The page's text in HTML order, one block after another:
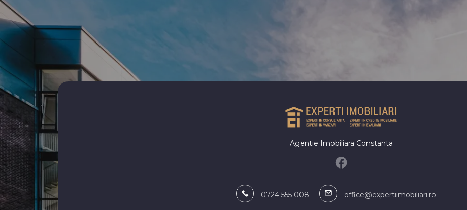
Terenuri de vanzare Spatii birouri de vanzare
Spatii birouri de vanzare in Constanta
Spatii birouri de vanzare in Mamaia-Sat
Spatii birouri de vanzare in Costinesti Nord
Spatii comerciale de vanzare
Spatii comerciale de vanzare in Constanta
Centru
Anda
Agentie Imobiliara Constanta
0724 555 008 office@expertiimobiliari.ro